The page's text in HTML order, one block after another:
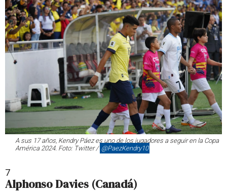
A sus 17 años, Kendry Páez es uno de los jugadores a seguir en la Copa
América 2024. Foto: Twitter / @PaezKendry10
7
Alphonso Davies (Canadá)